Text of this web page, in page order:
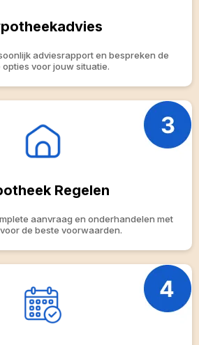
adviesrapport en bespreken de
opties voor jouw situatie.
Regelen
aanvraag en onderhandelen met
de beste voorwaarden.